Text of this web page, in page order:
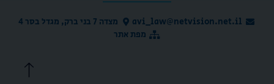
avi_law@netvision.net.il
מצדה 7 בני ברק, מגדל בסר 4
מפת אתר